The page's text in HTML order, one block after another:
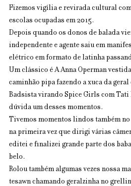
Fizemos vigília e revirada cultural
escolas ocupadas em 2015.
Depois quando os donos de balada
independente e agente saiu em
elétrico em formato de latinha
Um clássico é A Anna Operman
caminhão pipa fazendo a xuca da geral
Badsista virando Spice Girls com
dúvida um desses momentos.
Tivemos momentos lindos também
na primeira vez que dirigi várias
editei e finalizei grande parte dos
belo.
Rolou também algumas vezes nossa
tesawn chamando geralzinha no